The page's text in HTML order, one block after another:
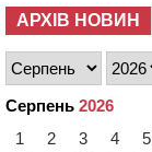
АРХІВ НОВИН
Серпень 2026
1
2 3 4 5